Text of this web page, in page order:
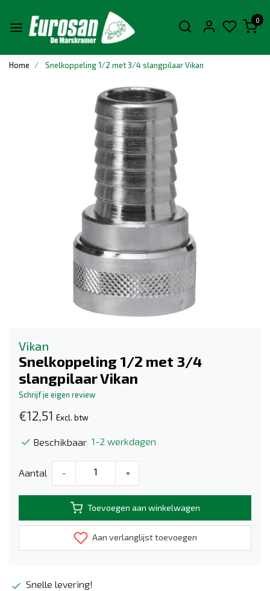
0
Home Snelkoppeling 1/2 met 3/4 slangpilaar Vikan
Vikan
Snelkoppeling 1/2 met 3/4
slangpilaar Vikan
Schrijf je eigen review
€12,51 Excl. btw
Beschikbaar 1-2 werkdagen
Aantal - +
Toevoegen aan winkelwagen
Aan verlanglijst toevoegen
Snelle levering!